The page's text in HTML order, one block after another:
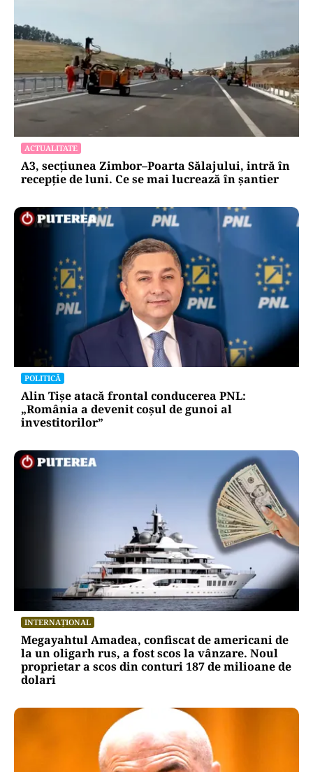
ACTUALITATE
A3, secțiunea Zimbor–Poarta Sălajului, intră în
recepție de luni. Ce se mai lucrează în șantier
POLITICĂ
Alin Tișe atacă frontal conducerea PNL:
„România a devenit coșul de gunoi al
investitorilor”
INTERNAȚIONAL
Megayahtul Amadea, confiscat de americani de
la un oligarh rus, a fost scos la vânzare. Noul
proprietar a scos din conturi 187 de milioane de
dolari